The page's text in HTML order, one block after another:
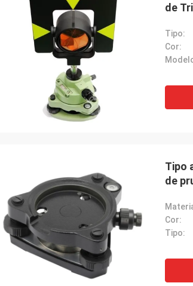
de
Tipo:
Cor:
Tipo
de
Cor:
Tipo: